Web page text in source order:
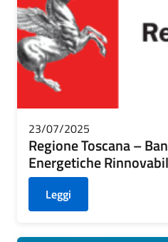
23/07/2025
Regione Toscana –
Energetiche
Leggi